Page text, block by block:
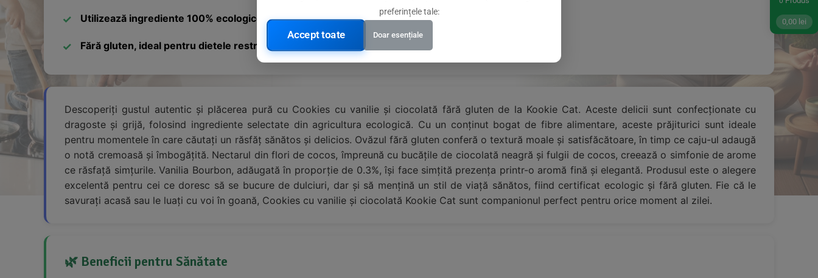
Utilizează ingrediente 100% ecologice
Fără gluten, ideal pentru dietele restrictive
Descoperiți gustul autentic și plăcerea pură cu Cookies cu vanilie și ciocolată fără gluten de la Kookie Cat. Aceste delicii sunt confecționate cu
dragoste și grijă, folosind ingrediente selectate din agricultura ecologică. Cu un conținut bogat de fibre alimentare, aceste prăjiturici sunt ideale
pentru momentele în care căutați un răsfăț sănătos și delicios. Ovăzul fără gluten conferă o textură moale și satisfăcătoare, în timp ce caju-ul adaugă
o notă cremoasă și îmbogățită. Nectarul din flori de cocos, împreună cu bucățile de ciocolată neagră și fulgii de cocos, creează o simfonie de arome
ce răsfață simțurile. Vanilia Bourbon, adăugată în proporție de 0.3%, își face simțită prezența printr-o aromă fină și elegantă. Produsul este o alegere
excelentă pentru cei ce doresc să se bucure de dulciuri, dar și să mențină un stil de viață sănătos, fiind certificat ecologic și fără gluten. Fie că le
savurați acasă sau le luați cu voi în goană, Cookies cu vanilie și ciocolată Kookie Cat sunt companionul perfect pentru orice moment al zilei.
🌿 Beneficii pentru Sănătate
0,00 lei
preferințele tale:
Accept toate Doar esențiale